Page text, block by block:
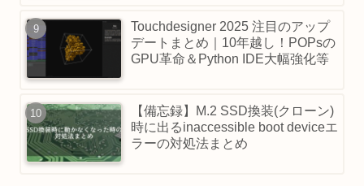
Touchdesigner 2025 注目のアップ
デートまとめ｜10年越し！POPsの
GPU革命＆Python IDE大幅強化等
【備忘録】M.2 SSD換装(クローン)
時に出るinaccessible boot deviceエ
ラーの対処法まとめ